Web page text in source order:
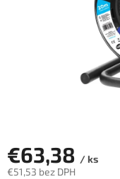
€63,38 / ks
€51,53 bez DPH